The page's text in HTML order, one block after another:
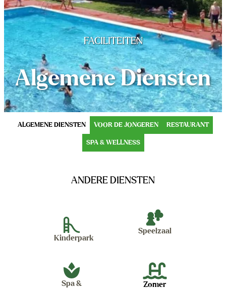
+34 972
FACILITEITEN
Algemene Diensten
ALGEMENE DIENSTEN VOOR DE JONGEREN RESTAURANT
SPA & WELLNESS
ANDERE DIENSTEN
Kinderpark
Speelzaal
Spa &
Zomer